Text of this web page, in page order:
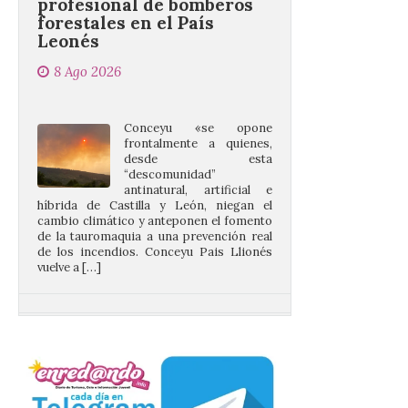
8 Ago 2026
“descomunidad”
antinatural, artificial e
híbrida de Castilla y León, niegan el
cambio climático y anteponen el fomento
de la tauromaquia a una prevención real
de los incendios. Conceyu Pais Llionés
vuelve a […]
a pie o en transporte
vehículo privado para el
eclipse